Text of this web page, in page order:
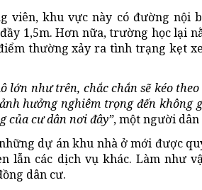
viên, khu vực này có đường nội
1,5m. Hơn nữa, trường học lại
thường xảy ra tình trạng kẹt
lớn như trên, chắc chắn sẽ kéo
hưởng nghiêm trọng đến không
của cư dân nơi đây”, một người dân
dự án khu nhà ở mới được
lẫn các dịch vụ khác. Làm như
dân cư.